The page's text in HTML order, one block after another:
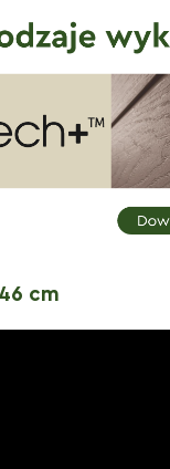
cm